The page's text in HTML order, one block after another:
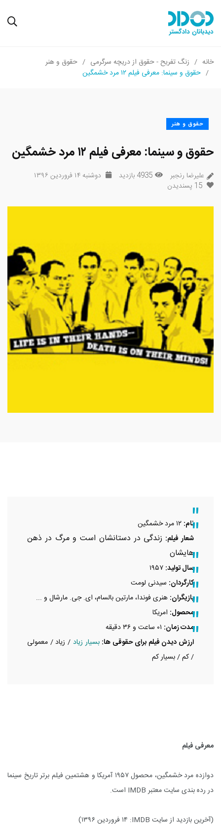
خانه زنگ تفریح - حقوق از دریچه سرگرمی
حقوق و هنر
حقوق و سینما: معرفی فیلم ۱۲ مرد خشمگین
حقوق و هنر
حقوق و سینما: معرفی فیلم ۱۲ مرد خشمگین
علیرضا رنجبر 4935 بازدید
دوشنبه ۱۴ فروردین ۱۳۹۶
15 پسندیدن
نام:
شعار فیلم: زندگی در دستانشان است و مرگ در ذهن
هایشان​
سال تولید:
کارگردان: سیدنی لومت
بازیگران: هنری فوندا، مارتین بالسام، ای. جی. مارشال و ...
محصول: امریکا
مدت زمان:
ارزش دیدن فیلم برای حقوقی ها: بسیار زیاد / زیاد / معمولی
/ کم / بسیار کم
معرفی فیلم
دوازده مرد خشمگین، محصول ۱۹۵۷ آمریکا و هشتمین فیلم برتر تاریخ سینما
در رده بندی سایت معتبرIMDB است.
(آخرین بازدید از سایت IMDB: ۱۴ فروردین ۱۳۹۶)